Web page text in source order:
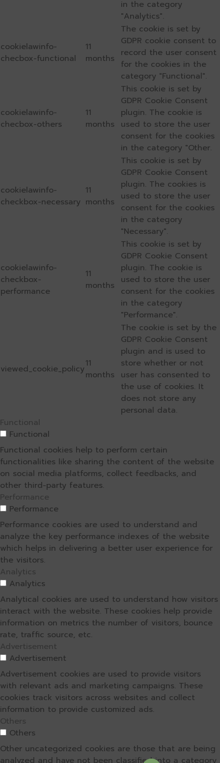
in the category
"Analytics".
cookielawinfo-
checbox-functional
11
months
The cookie is set by
GDPR cookie consent to
record the user consent
for the cookies in the
category "Functional".
cookielawinfo-
checbox-others
11
months
This cookie is set by
GDPR Cookie Consent
plugin. The cookie is
used to store the user
consent for the cookies
in the category "Other.
cookielawinfo-
checkbox-necessary
11
months
This cookie is set by
GDPR Cookie Consent
plugin. The cookies is
used to store the user
consent for the cookies
in the category
"Necessary".
cookielawinfo-
checkbox-
performance
11
months
This cookie is set by
GDPR Cookie Consent
plugin. The cookie is
used to store the user
consent for the cookies
in the category
"Performance".
viewed_cookie_policy11
months
The cookie is set by the
GDPR Cookie Consent
plugin and is used to
store whether or not
user has consented to
the use of cookies. It
does not store any
personal data.
Functional
Functional
Functional cookies help to perform certain
functionalities like sharing the content of the website
on social media platforms, collect feedbacks, and
other third-party features.
Performance
Performance
Performance cookies are used to understand and
analyze the key performance indexes of the website
which helps in delivering a better user experience for
the visitors.
Analytics
Analytics
Analytical cookies are used to understand how visitors
interact with the website. These cookies help provide
information on metrics the number of visitors, bounce
rate, traffic source, etc.
Advertisement
Advertisement
Advertisement cookies are used to provide visitors
with relevant ads and marketing campaigns. These
cookies track visitors across websites and collect
information to provide customized ads.
Others
Others
Other uncategorized cookies are those that are being
analyzed and have not been classified into a category